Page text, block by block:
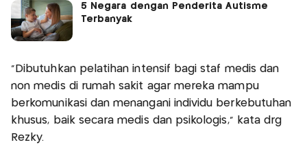
5 Negara dengan Penderita Autisme
Terbanyak
"Dibutuhkan pelatihan intensif bagi staf medis dan
non medis di rumah sakit agar mereka mampu
berkomunikasi dan menangani individu berkebutuhan
khusus, baik secara medis dan psikologis," kata drg
Rezky.